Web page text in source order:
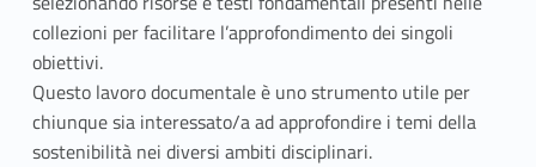
collezioni per facilitare l’approfondimento dei singoli
obiettivi.
Questo lavoro documentale è uno strumento utile per
chiunque sia interessato/a ad approfondire i temi della
sostenibilità nei diversi ambiti disciplinari.